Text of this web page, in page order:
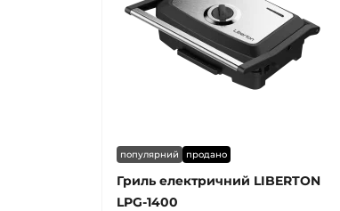
популярний продано
Гриль електричний LIBERTON
LPG-1400